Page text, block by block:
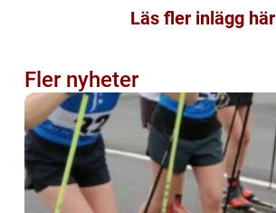
Läs fler inlägg här
Fler nyheter